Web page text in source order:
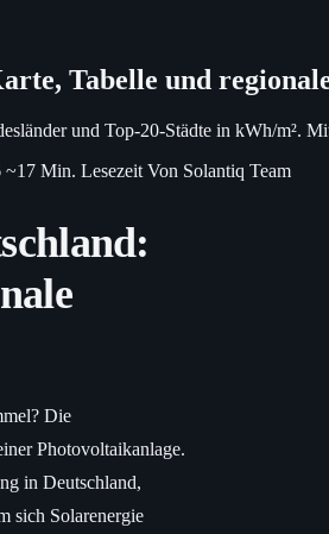
Tabelle und
und Top-20-Städte in kWh/m².
~17 Min. Lesezeit Von Solantiq Team
Die
Photovoltaikanlage.
in Deutschland,
sich Solarenergie